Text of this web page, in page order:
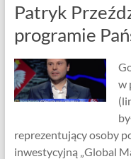
Patryk
programie
w
reprezentujący osoby
inwestycyjną „Global